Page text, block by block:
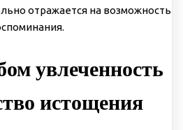
отражается на возможность
увлеченность
истощения